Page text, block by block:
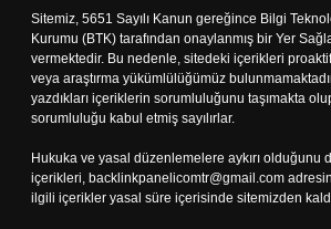
Sitemiz, 5651 Sayılı Kanun gereğince Bilgi
Kurumu (BTK) tarafından onaylanmış bir Yer
vermektedir. Bu nedenle, sitedeki içerikleri
veya araştırma yükümlülüğümüz
yazdıkları içeriklerin sorumluluğunu taşımakta
sorumluluğu kabul etmiş sayılırlar.
Hukuka ve yasal düzenlemelere aykırı olduğunu
içerikleri, backlinkpanelicomtr@gmail.com
ilgili içerikler yasal süre içerisinde sitemizden